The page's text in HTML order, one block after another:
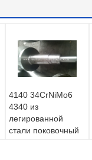
4140 34CrNiMo6
4340 из
легированной
стали поковочный